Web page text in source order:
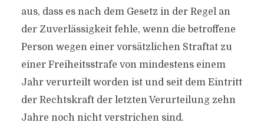
aus, dass es nach dem Gesetz in der Regel an
der Zuverlässigkeit fehle, wenn die betroffene
Person wegen einer vorsätzlichen Straftat zu
einer Freiheitsstrafe von mindestens einem
Jahr verurteilt worden ist und seit dem Eintritt
der Rechtskraft der letzten Verurteilung zehn
Jahre noch nicht verstrichen sind.